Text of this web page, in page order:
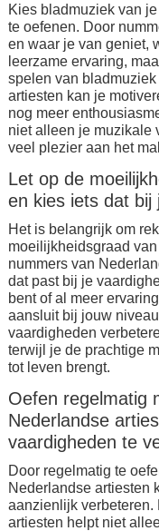
Kies bladmuziek van
te oefenen. Door
en waar je van geniet,
leerzame ervaring,
spelen van
artiesten kan je
nog meer
niet alleen je muzikale
veel plezier aan het
Let op de
en kies iets dat bij
Het is belangrijk om
moeilijkheidsgraad
nummers van
dat past bij je
bent of al meer
aansluit bij jouw
vaardigheden
terwijl je de prachtige
tot leven brengt.
Oefen regelmatig
Nederlandse
vaardigheden te
Door regelmatig te
Nederlandse artiesten
aanzienlijk verbeteren.
artiesten helpt niet